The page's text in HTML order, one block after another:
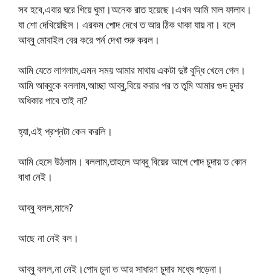
সব হবে,এবার ঘরে গিয়ে ঘুমা।অনেক রাত হয়েছে।এখন আমি মাল ফালাব।
যা শো দেখিয়েছিস। এরকম পোদ দেখে ত আর ঠিক থাকা যায় না। বলে
আব্বু মোবাইল বের করে পর্ন দেখা শুরু করল।
আমি যেতে লাগলাম,এমন সময় আমার মাথায় একটা দুষ্ট বুদ্ধি খেলে গেল।
আমি আব্বুকে বললাম,আচ্ছা আব্বু,বিয়ে করার পর ত তুমি আমার গুদ চুদার
অধিকার পাবে তাই না?
হ্যা,এই প্রশ্নটা কেন করলি।
আমি হেসে উঠলাম। বললাম,তাহলে আব্বু বিয়ের আগে পোদ চুদায় ত কোন
বাধা নেই।
আব্বু বলল,মানে?
আছে না নেই বল।
আব্বু বলল,না নেই।পোদ চুদা ত আর সাধারণ চুদার মধ্যে পড়েনা।